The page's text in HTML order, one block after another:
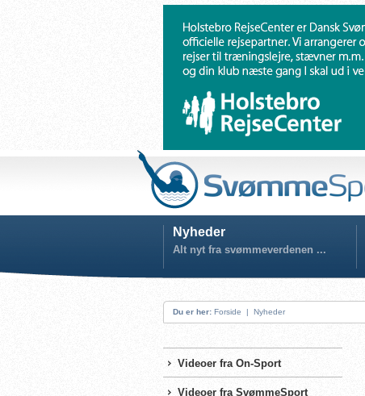
Nyheder
Alt nyt fra svømmeverdenen ...
Du er her: Forside | Nyheder
Videoer fra On-Sport
Videoer fra SvømmeSport